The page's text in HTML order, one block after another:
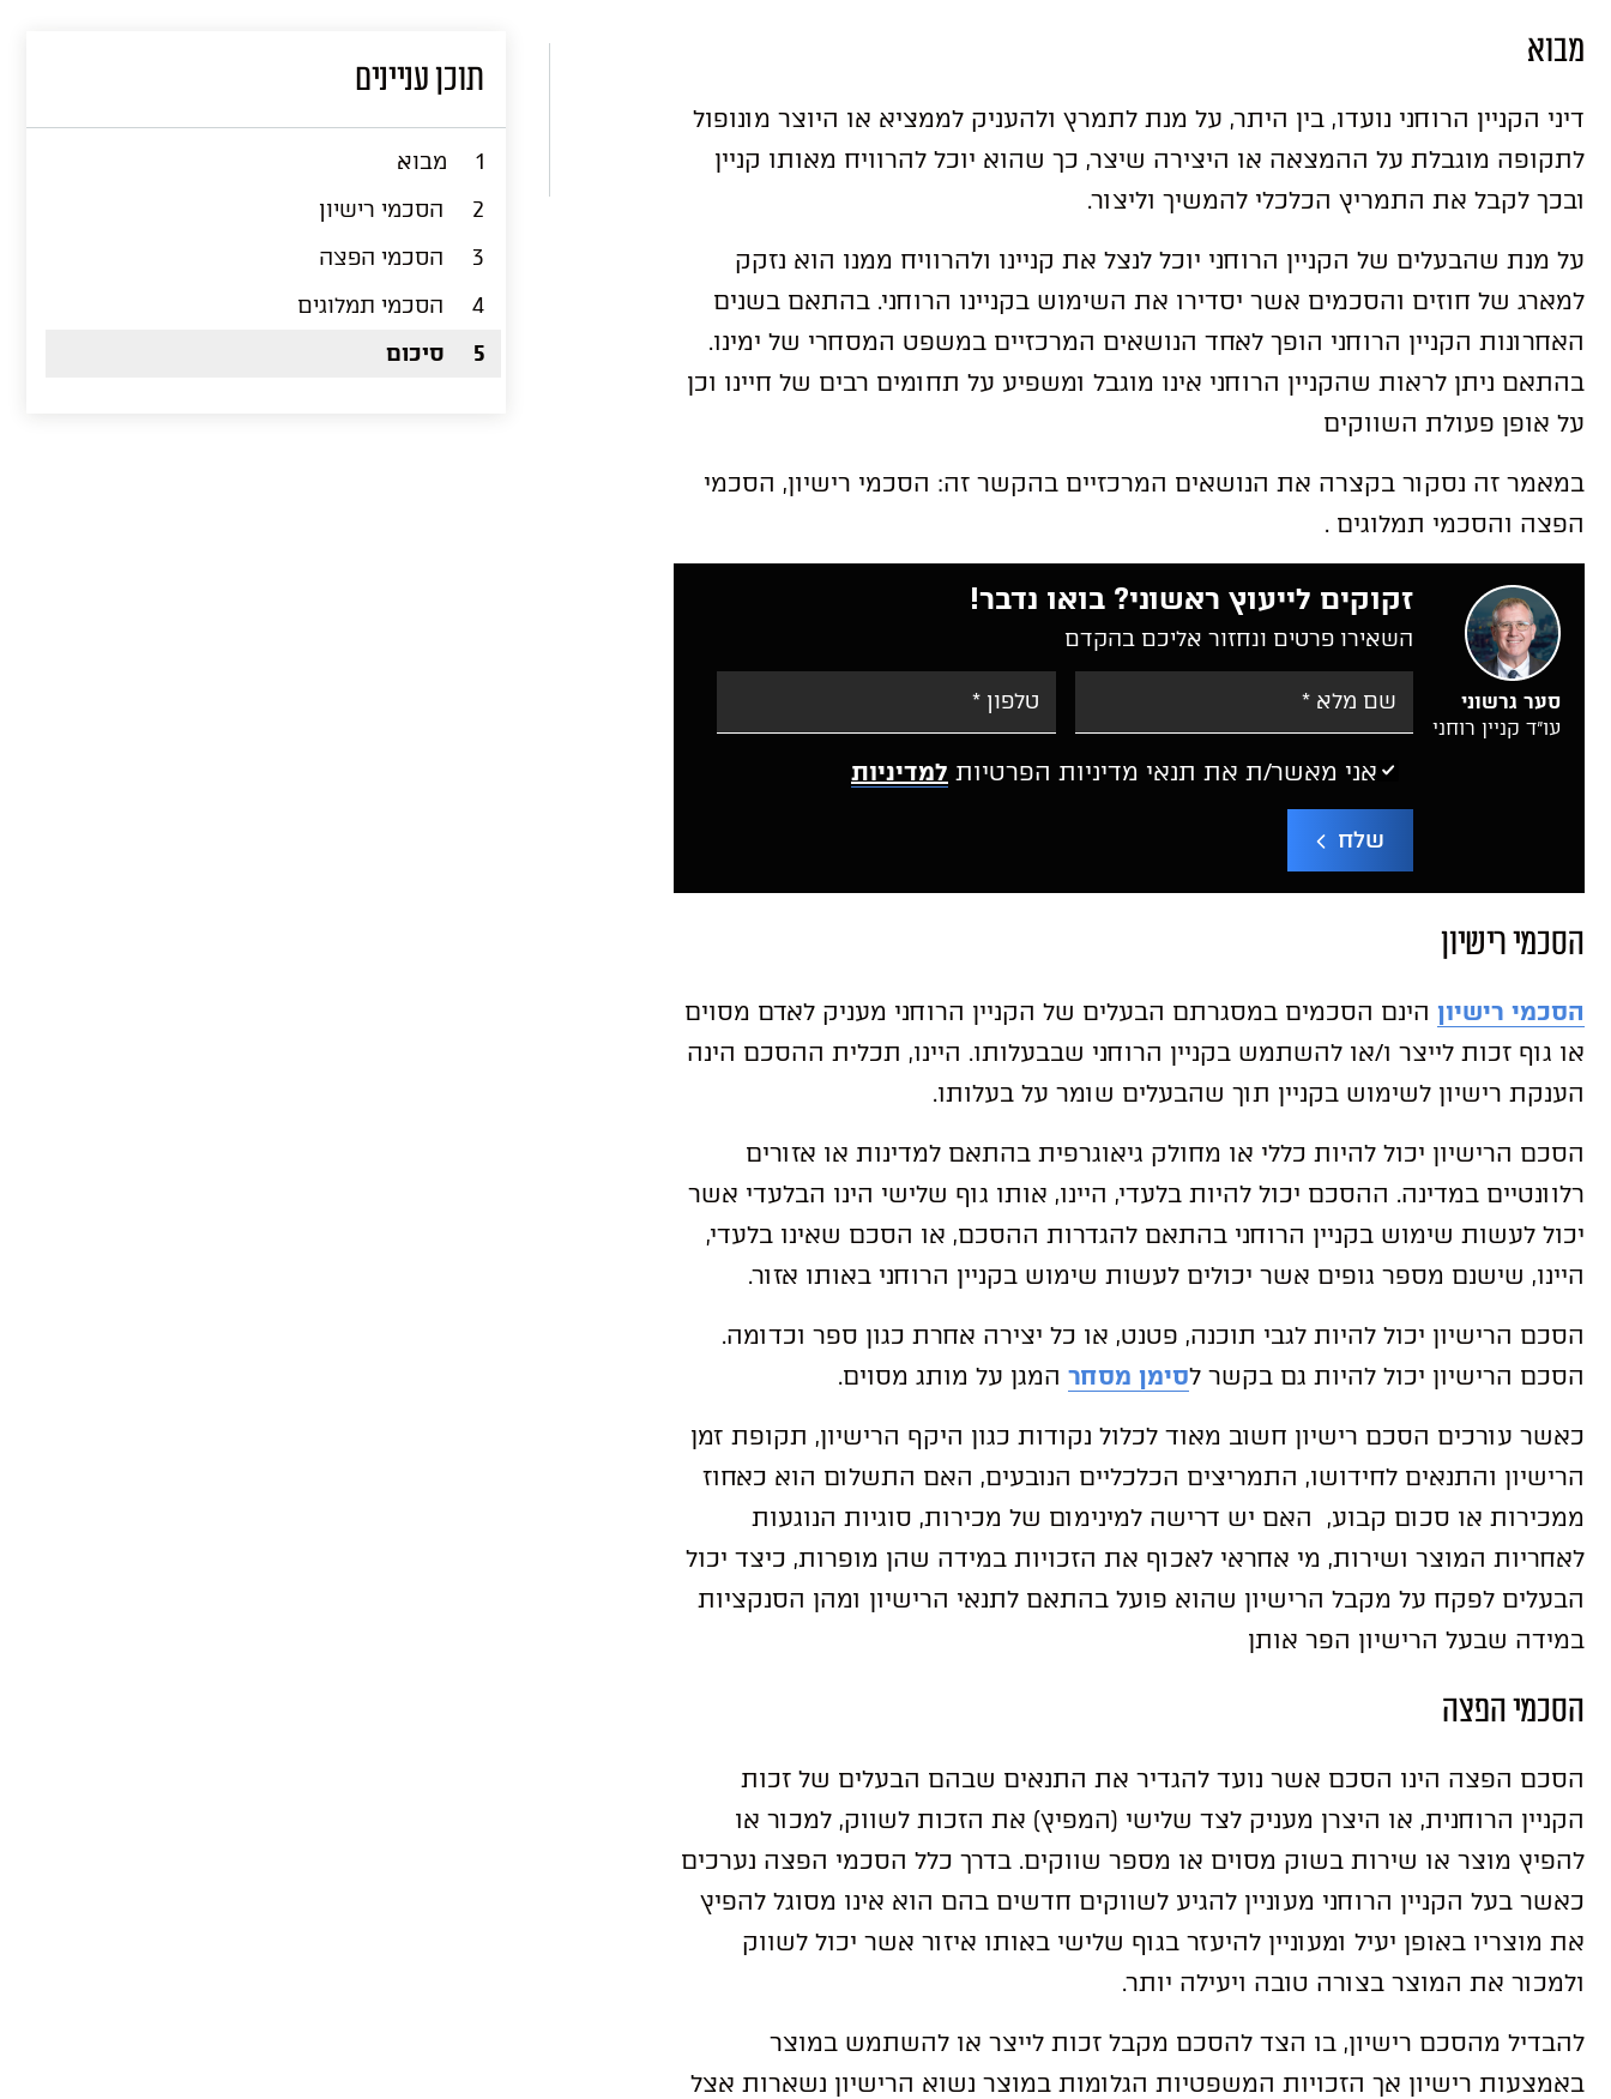
מבוא
דיני הקניין הרוחני נועדו, בין היתר, על מנת לתמרץ ולהעניק לממציא או היוצר מונופול
לתקופה מוגבלת על ההמצאה או היצירה שיצר, כך שהוא יוכל להרוויח מאותו קניין
ובכך לקבל את התמריץ הכלכלי להמשיך וליצור.
על מנת שהבעלים של הקניין הרוחני יוכל לנצל את קניינו ולהרוויח ממנו הוא נזקק
למארג של חוזים והסכמים אשר יסדירו את השימוש בקניינו הרוחני. בהתאם בשנים
האחרונות הקניין הרוחני הופך לאחד הנושאים המרכזיים במשפט המסחרי של ימינו.
בהתאם ניתן לראות שהקניין הרוחני אינו מוגבל ומשפיע על תחומים רבים של חיינו וכן
על אופן פעולת השווקים
במאמר זה נסקור בקצרה את הנושאים המרכזיים בהקשר זה: הסכמי רישיון, הסכמי
הפצה והסכמי תמלוגים .
סער גרשוני
עו”ד קניין רוחני
זקוקים לייעוץ ראשוני? בואו נדבר!
השאירו פרטים ונחזור אליכם בהקדם
אני מאשר/ת את תנאי מדיניות הפרטיות למדיניות
שלח
l
t
v
הסכמי רישיון
הסכמי רישיון הינם הסכמים במסגרתם הבעלים של הקניין הרוחני מעניק לאדם מסוים
או גוף זכות לייצר ו/או להשתמש בקניין הרוחני שבבעלותו. היינו, תכלית ההסכם הינה
הענקת רישיון לשימוש בקניין תוך שהבעלים שומר על בעלותו.
הסכם הרישיון יכול להיות כללי או מחולק גיאוגרפית בהתאם למדינות או אזורים
רלוונטיים במדינה. ההסכם יכול להיות בלעדי, היינו, אותו גוף שלישי הינו הבלעדי אשר
יכול לעשות שימוש בקניין הרוחני בהתאם להגדרות ההסכם, או הסכם שאינו בלעדי,
היינו, שישנם מספר גופים אשר יכולים לעשות שימוש בקניין הרוחני באותו אזור.
הסכם הרישיון יכול להיות לגבי תוכנה, פטנט, או כל יצירה אחרת כגון ספר וכדומה.
הסכם הרישיון יכול להיות גם בקשר לסימן מסחר המגן על מותג מסוים.
כאשר עורכים הסכם רישיון חשוב מאוד לכלול נקודות כגון היקף הרישיון, תקופת זמן
הרישיון והתנאים לחידושו, התמריצים הכלכליים הנובעים, האם התשלום הוא כאחוז
ממכירות או סכום קבוע, האם יש דרישה למינימום של מכירות, סוגיות הנוגעות
לאחריות המוצר ושירות, מי אחראי לאכוף את הזכויות במידה שהן מופרות, כיצד יכול
הבעלים לפקח על מקבל הרישיון שהוא פועל בהתאם לתנאי הרישיון ומהן הסנקציות
במידה שבעל הרישיון הפר אותן
הסכמי הפצה
הסכם הפצה הינו הסכם אשר נועד להגדיר את התנאים שבהם הבעלים של זכות
הקניין הרוחנית, או היצרן מעניק לצד שלישי (המפיץ) את הזכות לשווק, למכור או
להפיץ מוצר או שירות בשוק מסוים או מספר שווקים. בדרך כלל הסכמי הפצה נערכים
כאשר בעל הקניין הרוחני מעוניין להגיע לשווקים חדשים בהם הוא אינו מסוגל להפיץ
את מוצריו באופן יעיל ומעוניין להיעזר בגוף שלישי באותו איזור אשר יכול לשווק
ולמכור את המוצר בצורה טובה ויעילה יותר.
להבדיל מהסכם רישיון, בו הצד להסכם מקבל זכות לייצר או להשתמש במוצר
באמצעות רישיון אך הזכויות המשפטיות הגלומות במוצר נשוא הרישיון נשארות אצל
תוכן עניינים
1
מבוא
2
הסכמי רישיון
3
הסכמי הפצה
4
הסכמי תמלוגים
5
סיכום